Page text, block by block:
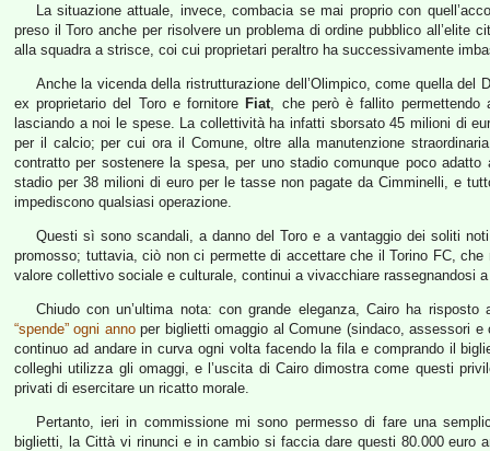
La situazione attuale, invece, combacia se mai proprio con
preso il Toro anche per risolvere un problema di ordine pubblico all’elite
alla squadra a strisce, coi cui proprietari peraltro ha successivamente
Anche la vicenda della ristrutturazione dell’Olimpico, come quella
ex proprietario del Toro e fornitore Fiat , che però è fallito
lasciando a noi le spese. La collettività ha infatti sborsato 45 milioni di
per il calcio; per cui ora il Comune, oltre alla manutenzione
contratto per sostenere la spesa, per uno stadio comunque poco adatto
stadio per 38 milioni di euro per le tasse non pagate da Cimminelli, e
impediscono qualsiasi operazione.
Questi sì sono scandali, a danno del Toro e a vantaggio dei soliti
promosso; tuttavia, ciò non ci permette di accettare che il Torino FC,
valore collettivo sociale e culturale, continui a vivacchiare rassegnandosi
Chiudo con un’ultima nota: con grande eleganza, Cairo ha
“spende” ogni annoper biglietti omaggio al Comune (sindaco, assessori
continuo ad andare in curva ogni volta facendo la fila e comprando il
colleghi utilizza gli omaggi, e l’uscita di Cairo dimostra come questi
privati di esercitare un ricatto morale.
Pertanto, ieri in commissione mi sono permesso di fare una
biglietti, la Città vi rinunci e in cambio si faccia dare questi 80.000 euro